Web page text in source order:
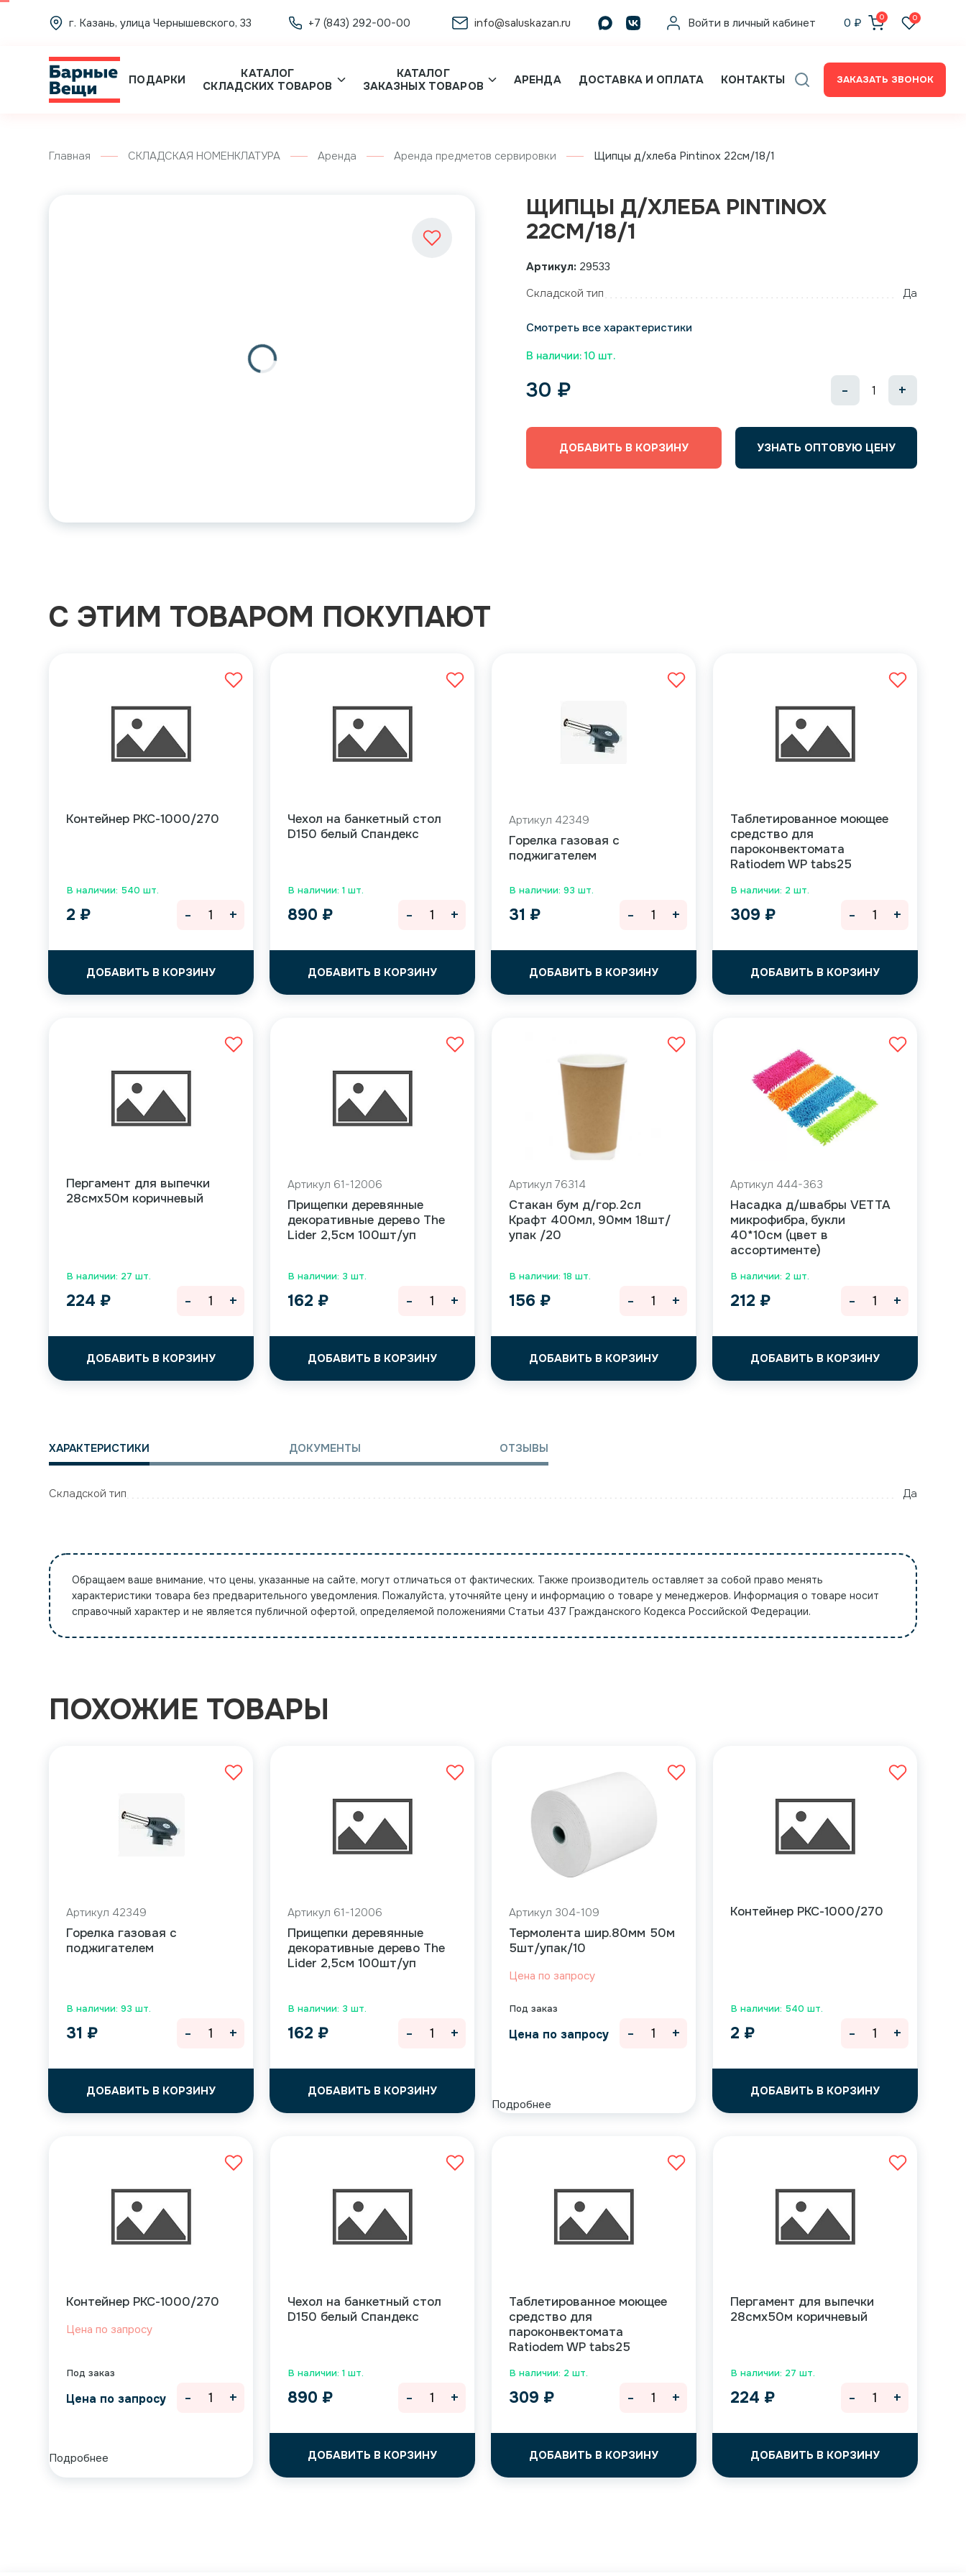
г. Казань, улица Чернышевского, 33 +7 (843) 292-00-00 info@saluskazan.ru Войти в личный кабинет 0 ₽ 0 0
ПОДАРКИ
КАТАЛОГ
СКЛАДСКИХ ТОВАРОВ
КАТАЛОГ
ЗАКАЗНЫХ ТОВАРОВ
АРЕНДА ДОСТАВКА И ОПЛАТА КОНТАКТЫ ЗАКАЗАТЬ ЗВОНОК
Главная СКЛАДСКАЯ НОМЕНКЛАТУРА Аренда Аренда предметов сервировки Щипцы д/хлеба Pintinox 22см/18/1
ЩИПЦЫ Д/ХЛЕБА PINTINOX
22СМ/18/1
Артикул: 29533
Складской тип
Да
Смотреть все характеристики
В наличии: 10 шт.
30 ₽ - +
ДОБАВИТЬ В КОРЗИНУ УЗНАТЬ ОПТОВУЮ ЦЕНУ
С ЭТИМ ТОВАРОМ ПОКУПАЮТ
В наличии: 540 шт.
Контейнер РКС-1000/270
2 ₽
ДОБАВИТЬ В КОРЗИНУ
- +
В наличии: 1 шт.
Чехол на банкетный стол
D150 белый Спандекс
890 ₽
ДОБАВИТЬ В КОРЗИНУ
- +
В наличии: 93 шт.
Артикул 42349
Горелка газовая с
поджигателем
31 ₽
ДОБАВИТЬ В КОРЗИНУ
- +
В наличии: 2 шт.
Таблетированное моющее
средство для
пароконвектомата
Ratiodem WP tabs25
309 ₽
ДОБАВИТЬ В КОРЗИНУ
- +
В наличии: 27 шт.
Пергамент для выпечки
28смх50м коричневый
224 ₽
ДОБАВИТЬ В КОРЗИНУ
- +
В наличии: 3 шт.
Артикул 61-12006
Прищепки деревянные
декоративные дерево The
Lider 2,5см 100шт/уп
162 ₽
ДОБАВИТЬ В КОРЗИНУ
- +
В наличии: 18 шт.
Артикул 76314
Стакан бум д/гор.2сл
Крафт 400мл, 90мм 18шт/
упак /20
156 ₽
ДОБАВИТЬ В КОРЗИНУ
- +
В наличии: 2 шт.
Артикул 444-363
Насадка д/швабры VETTA
микрофибра, букли
40*10см (цвет в
ассортименте)
212 ₽
ДОБАВИТЬ В КОРЗИНУ
- +
ХАРАКТЕРИСТИКИ ДОКУМЕНТЫ ОТЗЫВЫ
Складской тип Да
Обращаем ваше внимание, что цены, указанные на сайте, могут отличаться от фактических. Также производитель оставляет за собой право менять
характеристики товара без предварительного уведомления. Пожалуйста, уточняйте цену и информацию о товаре у менеджеров. Информация о товаре носит
справочный характер и не является публичной офертой, определяемой положениями Статьи 437 Гражданского Кодекса Российской Федерации.
ПОХОЖИЕ ТОВАРЫ
В наличии: 93 шт.
Артикул 42349
Горелка газовая с
поджигателем
31 ₽
ДОБАВИТЬ В КОРЗИНУ
- +
В наличии: 3 шт.
Артикул 61-12006
Прищепки деревянные
декоративные дерево The
Lider 2,5см 100шт/уп
162 ₽
ДОБАВИТЬ В КОРЗИНУ
- +
Под заказ
Артикул 304-109
Термолента шир.80мм 50м
5шт/упак/10
Цена по запросу
Цена по запросу
Подробнее
- +
В наличии: 540 шт.
Контейнер РКС-1000/270
2 ₽
ДОБАВИТЬ В КОРЗИНУ
- +
Под заказ
Контейнер РКС-1000/270
Цена по запросу
Цена по запросу
Подробнее
- +
В наличии: 1 шт.
Чехол на банкетный стол
D150 белый Спандекс
890 ₽
ДОБАВИТЬ В КОРЗИНУ
- +
В наличии: 2 шт.
Таблетированное моющее
средство для
пароконвектомата
Ratiodem WP tabs25
309 ₽
ДОБАВИТЬ В КОРЗИНУ
- +
В наличии: 27 шт.
Пергамент для выпечки
28смх50м коричневый
224 ₽
ДОБАВИТЬ В КОРЗИНУ
- +